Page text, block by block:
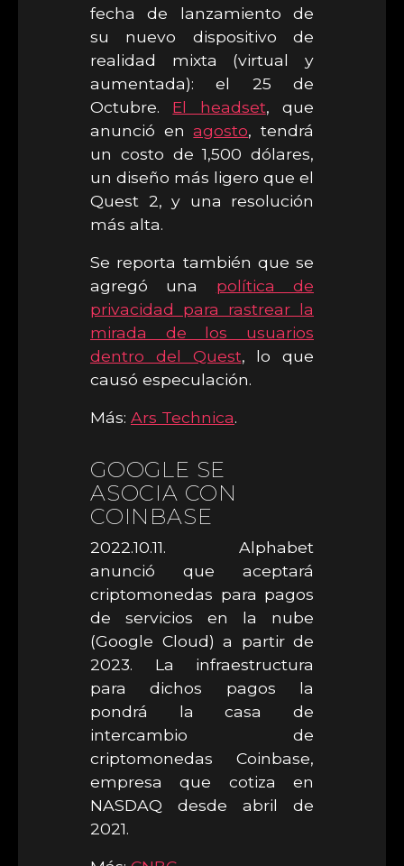
fecha de lanzamiento de
su nuevo dispositivo de
realidad mixta (virtual y
aumentada): el 25 de
Octubre. El headset, que
anunció enagosto, tendrá
un costo de 1,500 dólares,
un diseño más ligero que el
Quest 2, y una resolución
más alta.
Se reporta también que se
agregó una política de
privacidad para rastrear la
mirada de los usuarios
dentro del Quest, lo que
causó especulación.
Más: Ars Technica.
GOOGLE SE
ASOCIA CON
COINBASE
2022.10.11. Alphabet
anunció que aceptará
criptomonedas para pagos
de servicios en la nube
(Google Cloud) a partir de
2023. La infraestructura
para dichos pagos la
pondrá la casa de
intercambio de
criptomonedas Coinbase,
empresa que cotiza en
NASDAQ desde abril de
2021.